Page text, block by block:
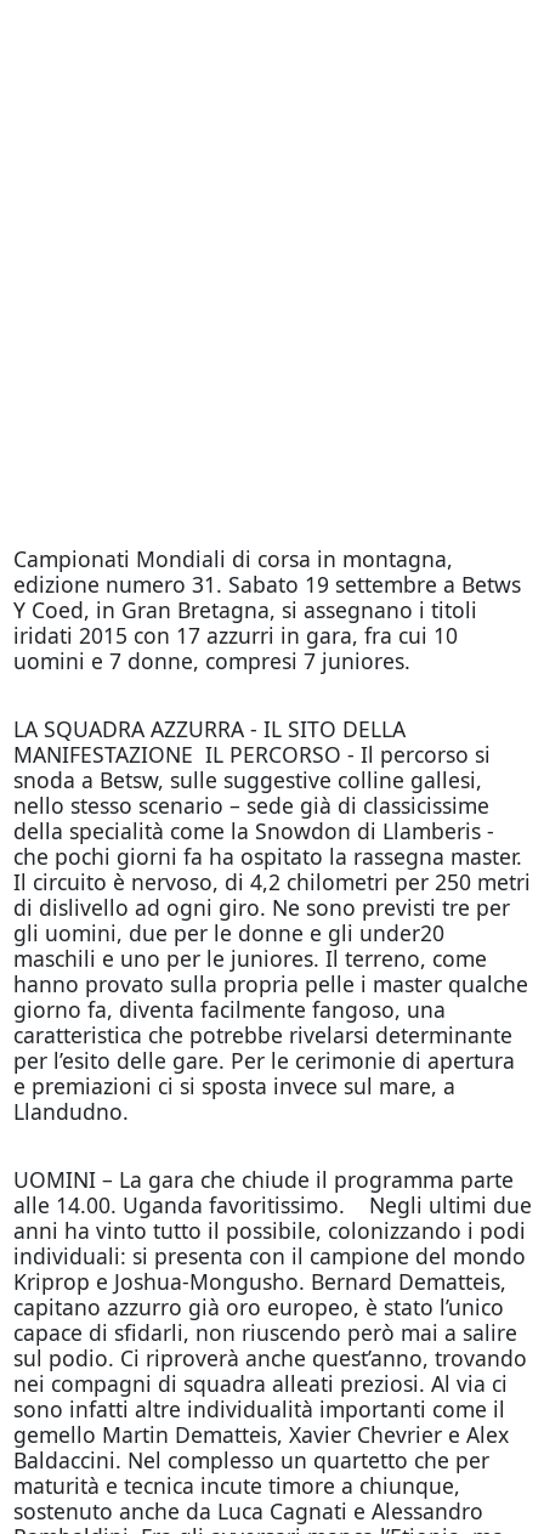
Campionati Mondiali di corsa in montagna,
edizione numero 31. Sabato 19 settembre a Betws
Y Coed, in Gran Bretagna, si assegnano i titoli
iridati 2015 con 17 azzurri in gara, fra cui 10
uomini e 7 donne, compresi 7 juniores.
LA SQUADRA AZZURRA - IL SITO DELLA
MANIFESTAZIONE IL PERCORSO - Il percorso si
snoda a Betsw, sulle suggestive colline gallesi,
nello stesso scenario – sede già di classicissime
della specialità come la Snowdon di Llamberis -
che pochi giorni fa ha ospitato la rassegna master.
Il circuito è nervoso, di 4,2 chilometri per 250 metri
di dislivello ad ogni giro. Ne sono previsti tre per
gli uomini, due per le donne e gli under20
maschili e uno per le juniores. Il terreno, come
hanno provato sulla propria pelle i master qualche
giorno fa, diventa facilmente fangoso, una
caratteristica che potrebbe rivelarsi determinante
per l’esito delle gare. Per le cerimonie di apertura
e premiazioni ci si sposta invece sul mare, a
Llandudno.
UOMINI – La gara che chiude il programma parte
alle 14.00. Uganda favoritissimo. Negli ultimi due
anni ha vinto tutto il possibile, colonizzando i podi
individuali: si presenta con il campione del mondo
Kriprop e Joshua-Mongusho. Bernard Dematteis,
capitano azzurro già oro europeo, è stato l’unico
capace di sfidarli, non riuscendo però mai a salire
sul podio. Ci riproverà anche quest’anno, trovando
nei compagni di squadra alleati preziosi. Al via ci
sono infatti altre individualità importanti come il
gemello Martin Dematteis, Xavier Chevrier e Alex
Baldaccini. Nel complesso un quartetto che per
maturità e tecnica incute timore a chiunque,
sostenuto anche da Luca Cagnati e Alessandro